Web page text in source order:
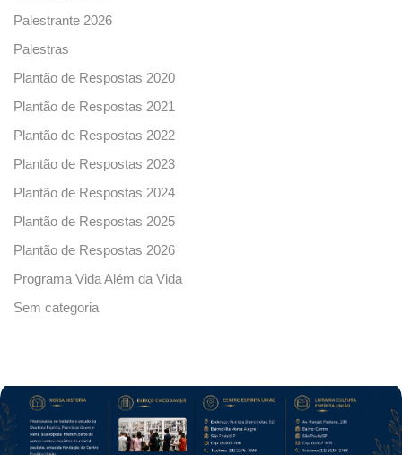
Palestrante 2026
Palestras
Plantão de Respostas 2020
Plantão de Respostas 2021
Plantão de Respostas 2022
Plantão de Respostas 2023
Plantão de Respostas 2024
Plantão de Respostas 2025
Plantão de Respostas 2026
Programa Vida Além da Vida
Sem categoria